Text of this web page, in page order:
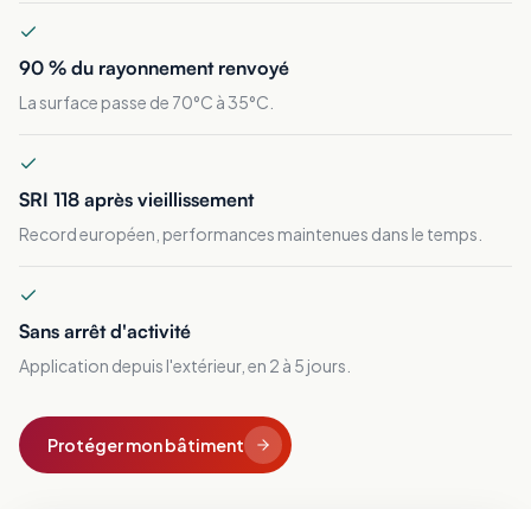
90 % du rayonnement renvoyé
La surface passe de 70°C à 35°C.
SRI 118 après vieillissement
Record européen, performances maintenues dans le temps.
Sans arrêt d'activité
Application depuis l'extérieur, en 2 à 5 jours.
Protéger mon bâtiment